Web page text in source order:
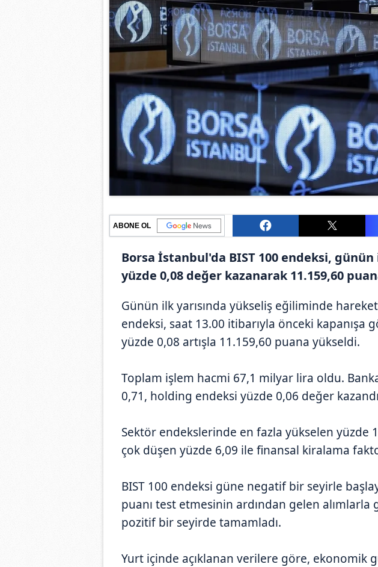
ABONE OL
Borsa İstanbul'da BIST 100 endeksi, günün
yüzde 0,08 değer kazanarak 11.159,60
Günün ilk yarısında yükseliş eğiliminde
endeksi, saat 13.00 itibarıyla önceki kapanışa
yüzde 0,08 artışla 11.159,60 puana yükseldi.
Toplam işlem hacmi 67,1 milyar lira oldu.
0,71, holding endeksi yüzde 0,06 değer
Sektör endekslerinde en fazla yükselen yüzde
çok düşen yüzde 6,09 ile finansal kiralama
BIST 100 endeksi güne negatif bir seyirle
puanı test etmesinin ardından gelen alımlarla
pozitif bir seyirde tamamladı.
Yurt içinde açıklanan verilere göre, ekonomik